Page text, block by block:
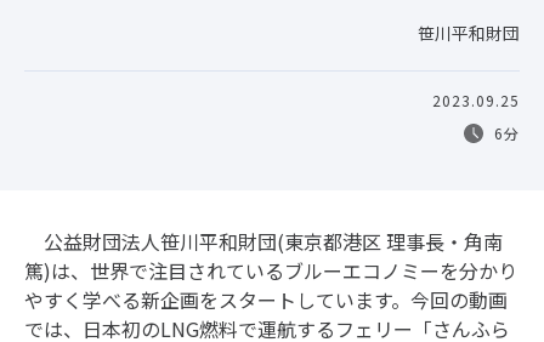
笹川平和財団
2023.09.25
6分
公益財団法人笹川平和財団(東京都港区 理事⻑・角南
篤)は、世界で注目されているブルーエコノミーを分かり
やすく学べる新企画をスタートしています。今回の動画
では、日本初のLNG燃料で運航するフェリー「さんふら